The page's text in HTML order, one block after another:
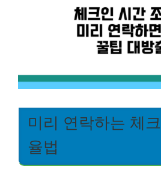
미리 연락하는 체
율법